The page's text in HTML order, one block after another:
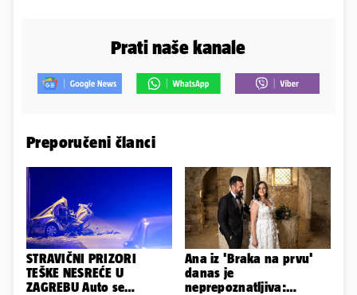
Prati naše kanale
Preporučeni članci
STRAVIČNI PRIZORI
TEŠKE NESREĆE U
ZAGREBU Auto se
Ana iz 'Braka na prvu'
danas je
neprepoznatljiva: